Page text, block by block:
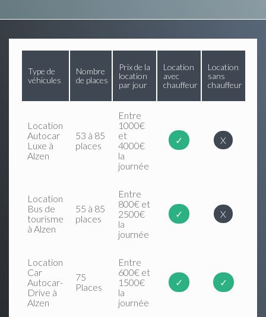
Type de
véhicules
Nombre
de places
Prix de la
location
par jour
Location
avec
chauffeur
Location
sans
chauffeur
Location
Autocar
Luxe à
Alzen
53 à 85
places
Entre
1000€
et
4000€
la
journée
✓ X
Location
Bus de
tourisme
à Alzen
55 à 85
places
Entre
800€ et
2500€
la
journée
✓ X
Location
Car
Autocar-
Drive à
Alzen
75
Places
Entre
600€ et
1500€
la
journée
✓ ✓